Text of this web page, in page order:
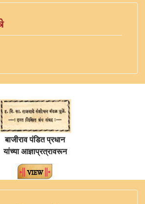
बाजीराव पंडित प्रधान
यांच्या आज्ञाप्रत्रावरून